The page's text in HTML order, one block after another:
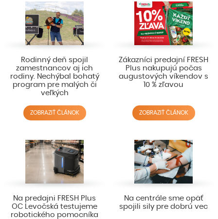
Rodinný deň spojil
zamestnancov aj ich
rodiny. Nechýbal bohatý
program pre malých či
veľkých
ZOBRAZIŤ ČLÁNOK
Zákazníci predajní FRESH
Plus nakupujú počas
augustových víkendov s
10 % zľavou
ZOBRAZIŤ ČLÁNOK
Na predajni FRESH Plus
OC Levočská testujeme
robotického pomocníka
Na centrále sme opäť
spojili sily pre dobrú vec